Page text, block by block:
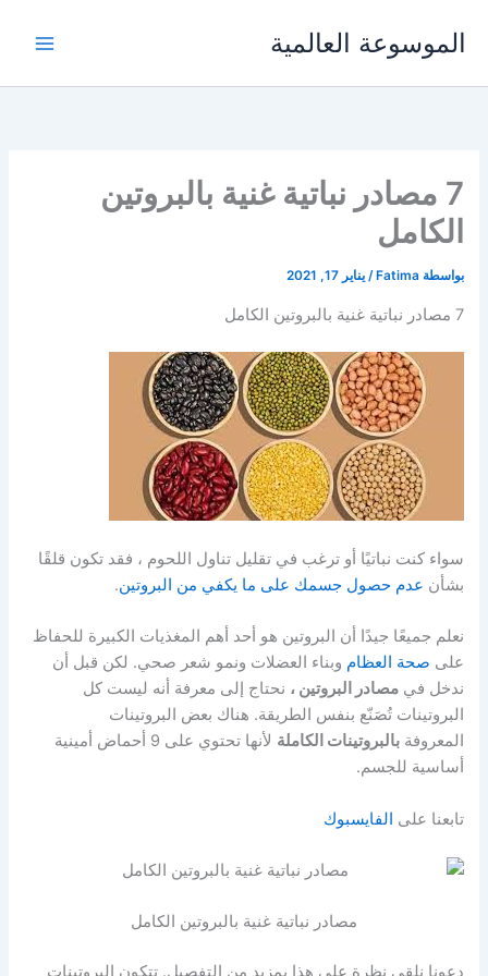
الموسوعة العالمية
7 مصادر نباتية غنية بالبروتين
الكامل
بواسطة Fatima
/يناير 17, 2021
7 مصادر نباتية غنية بالبروتين الكامل
سواء كنت نباتيًا أو ترغب في تقليل تناول اللحوم ، فقد تكون قلقًا
بشأن عدم حصول جسمك على ما يكفي من البروتين.
نعلم جميعًا جيدًا أن البروتين هو أحد أهم المغذيات الكبيرة للحفاظ
على صحة العظام وبناء العضلات ونمو شعر صحي. لكن قبل أن
ندخل فيمصادر البروتين ، نحتاج إلى معرفة أنه ليست كل
البروتينات تُصَنّع بنفس الطريقة. هناك بعض البروتينات
المعروفةبالبروتينات الكاملة
لأنها تحتوي على 9 أحماض أمينية
أساسية للجسم.
تابعنا على الفايسبوك
مصادر نباتية غنية بالبروتين الكامل
دعونا نلقي نظرة على هذا بمزيد من التفصيل. تتكون البروتينات